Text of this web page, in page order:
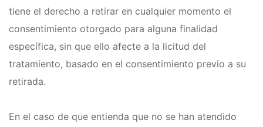
tiene el derecho a retirar en cualquier momento el
consentimiento otorgado para alguna finalidad
específica, sin que ello afecte a la licitud del
tratamiento, basado en el consentimiento previo a su
retirada.
En el caso de que entienda que no se han atendido